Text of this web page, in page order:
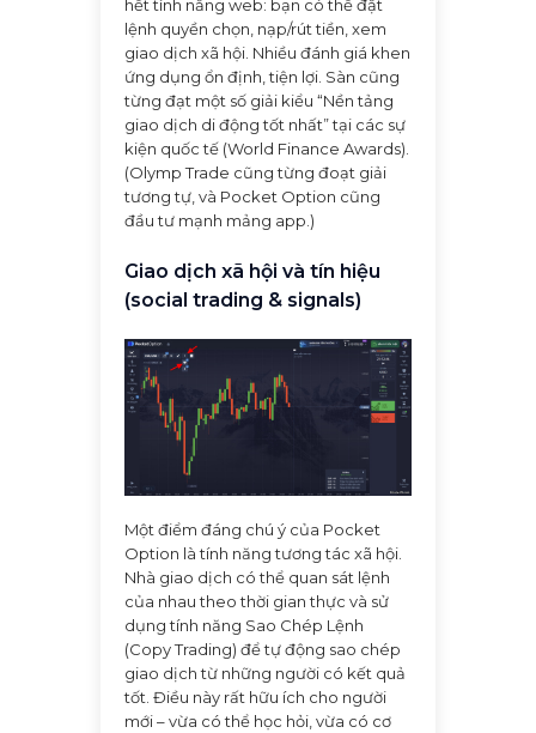
hết tính năng web: bạn có thể đặt
lệnh quyền chọn, nạp/rút tiền, xem
giao dịch xã hội. Nhiều đánh giá khen
ứng dụng ổn định, tiện lợi. Sàn cũng
từng đạt một số giải kiểu “Nền tảng
giao dịch di động tốt nhất” tại các sự
kiện quốc tế (World Finance Awards).
(Olymp Trade cũng từng đoạt giải
tương tự, và Pocket Option cũng
đầu tư mạnh mảng app.)
Giao dịch xã hội và tín hiệu
(social trading & signals)
Một điểm đáng chú ý của Pocket
Option là tính năng tương tác xã hội.
Nhà giao dịch có thể quan sát lệnh
của nhau theo thời gian thực và sử
dụng tính năng Sao Chép Lệnh
(Copy Trading) để tự động sao chép
giao dịch từ những người có kết quả
tốt. Điều này rất hữu ích cho người
mới – vừa có thể học hỏi, vừa có cơ